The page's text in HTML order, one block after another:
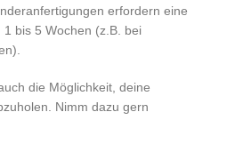
erfordern eine
bis 5 Wochen (z.B. bei
die Möglichkeit, deine
Nimm dazu gern